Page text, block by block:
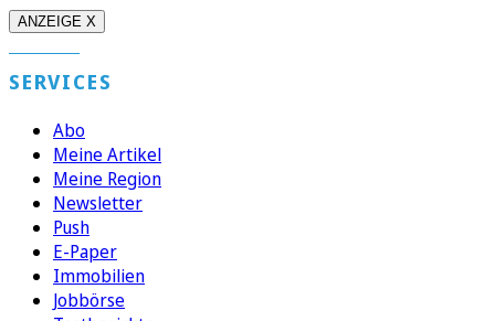
ANZEIGE X
SERVICES
Abo
Meine Artikel
Meine Region
Newsletter
Push
E-Paper
Immobilien
Jobbörse